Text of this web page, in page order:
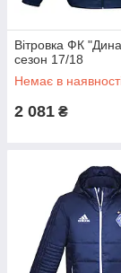
Вітровка ФК
сезон 17/18
Немає в
2 081 ₴